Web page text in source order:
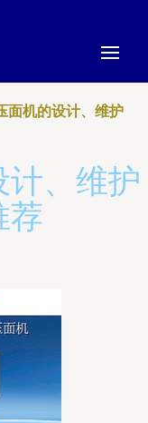
面机的设计、维护
计、维护
荐